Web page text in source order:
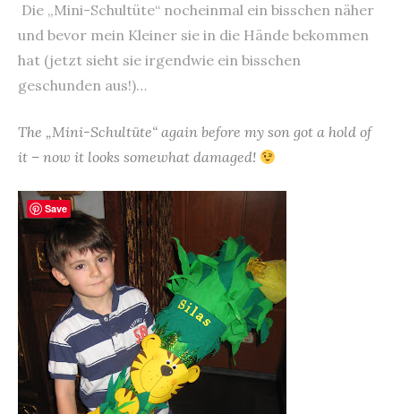
Die „Mini-Schultüte“ nocheinmal ein bisschen näher
und bevor mein Kleiner sie in die Hände bekommen
hat (jetzt sieht sie irgendwie ein bisschen
geschunden aus!)…
The „Mini-Schultüte“ again before my son got a hold of
it – now it looks somewhat damaged!
Save